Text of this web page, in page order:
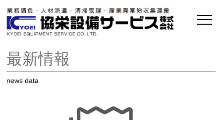
最新情報
news data